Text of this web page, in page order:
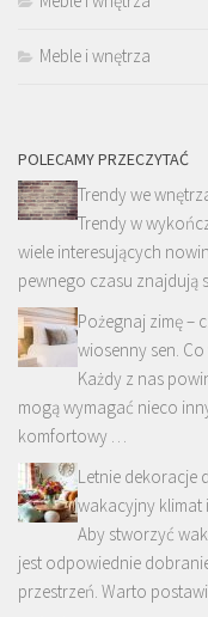
Meble i wnętrza
POLECAMY PRZECZYTAĆ
Trendy we
Trendy w
wiele interesujących
pewnego czasu znajdują
Pożegnaj zimę –
wiosenny sen.
Każdy z nas
mogą wymagać nieco
komfortowy …
Letnie dekoracje
wakacyjny klimat
Aby stworzyć
jest odpowiednie
przestrzeń. Warto